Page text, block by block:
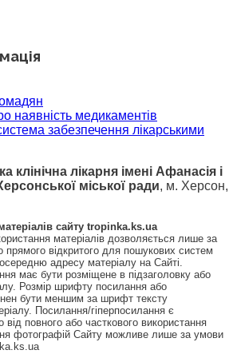
наявність медикаментів
забезпечення лікарськими
клінічна лікарня імені Афанасія і
міської ради, м. Херсон,
сайту tropinka.ks.ua
матеріалів дозволяється лише за
відкритого для пошукових систем
адресу матеріалу на Сайті.
має бути розміщене в підзаголовку або
Розмір шрифту посилання або
бути меншим за шрифт тексту
Посилання/гіперпосилання є
повного або часткового використання
фотографій Сайту можливе лише за умови